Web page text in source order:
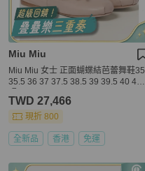
Miu Miu
Miu Miu 女士 正面蝴蝶結芭蕾舞鞋35
35.5 36 37 37.5 38.5 39 39.5 40 41
TWD 27,466
現折 800
全新品 香港 免運